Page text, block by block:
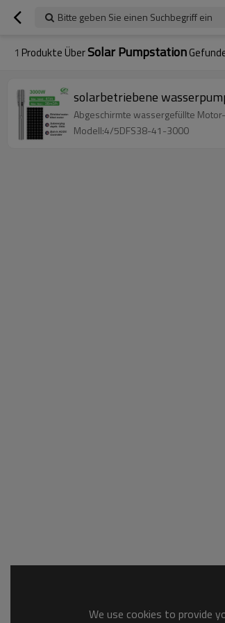
Bitte geben Sie einen Suchbegriff ein
1 Produkte ÜberSolar Pumpstation
solarbetriebene
Abgeschirmte wassergefüllte
Modell:4/5DFS38-41-3000
We use cookies to provide